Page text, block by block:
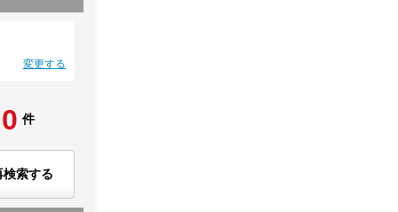
変更する
0 件
検索する